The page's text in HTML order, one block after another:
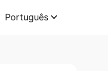
Português